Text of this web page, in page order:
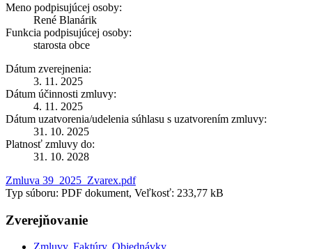
Meno podpisujúcej osoby:
René Blanárik
Funkcia podpisujúcej osoby:
starosta obce
Dátum zverejnenia:
3. 11. 2025
Dátum účinnosti zmluvy:
4. 11. 2025
Dátum uzatvorenia/udelenia súhlasu s uzatvorením zmluvy:
31. 10. 2025
Platnosť zmluvy do:
31. 10. 2028
Zmluva 39_2025_Zvarex.pdf
Typ súboru: PDF dokument, Veľkosť: 233,77 kB
Zverejňovanie